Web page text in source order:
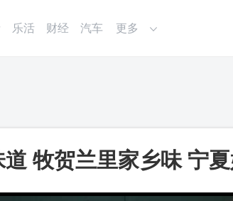
乐活 财经 汽车 更多
牧贺兰里家乡味 宁
频